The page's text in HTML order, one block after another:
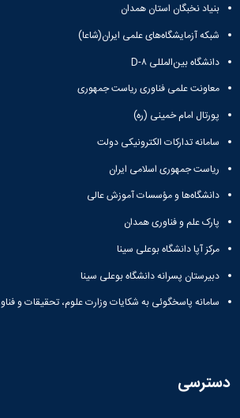
بنیاد نخبگان استان همدان
شبکه آزمایشگاه‌های علمی ایران(شاعا)
دانشگاه بین‌المللی D-۸
معاونت علمی فناوری ریاست جمهوری
پورتال امام خمینی (ره)
سامانه تدارکات الکترونیکی دولت
ریاست جمهوری اسلامی ایران
دانشگاه‌ها و مؤسسات آموزش عالی
پارک علم و فناوری همدان
مرکز آپا دانشگاه بوعلی سینا
دبیرستان پسرانه دانشگاه بوعلی سینا
سامانه پاسخگوئی به شکایات وزارت علوم، تحقیقات و
دسترسی